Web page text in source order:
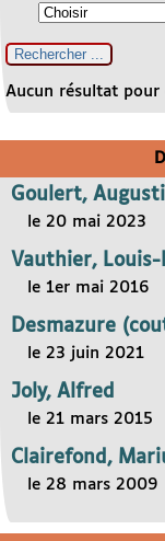
Aucun résultat pour
Goulert,
le 20 mai 2023
Vauthier, Louis-
le 1er mai 2016
Desmazure
le 23 juin 2021
Joly, Alfred
le 21 mars 2015
Clairefond,
le 28 mars 2009